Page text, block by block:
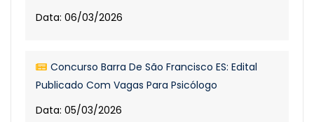
Data: 06/03/2026
Concurso Barra De São Francisco ES: Edital
Publicado Com Vagas Para Psicólogo
Data: 05/03/2026